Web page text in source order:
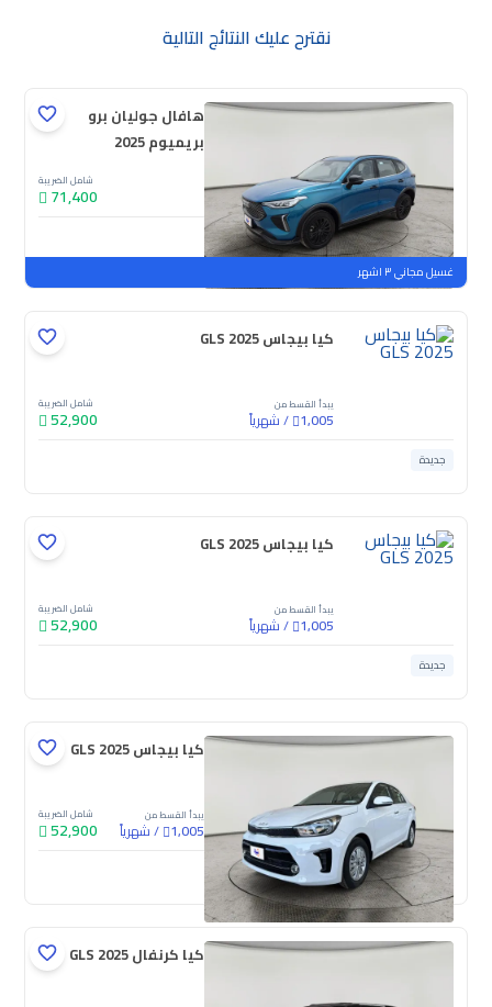
نقترح عليك النتائج التالية
هافال جوليان برو
بريميوم 2025
شامل الضريبة
71,400
جديدة
ملوحة
غسيل مجاني ٣ اشهر
كيا بيجاس GLS 2025
يبدأ القسط من
1,005
/شهرياً
شامل الضريبة
52,900
جديدة
كيا بيجاس GLS 2025
يبدأ القسط من
1,005
/شهرياً
شامل الضريبة
52,900
جديدة
كيا بيجاس GLS 2025
يبدأ القسط من
1,005
/شهرياً
شامل الضريبة
52,900
جديدة
كيا كرنفال GLS 2025